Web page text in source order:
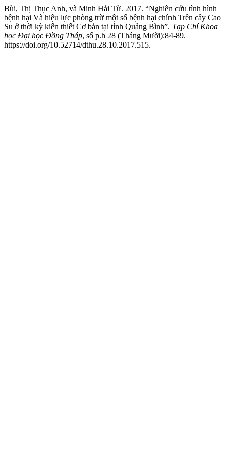
Bùi, Thị Thục Anh, và Minh Hải Từ. 2017. “Nghiên cứu tình hình
bệnh hại Và hiệu lực phòng trừ một số bệnh hại chính Trên cây Cao
Su ở thời kỳ kiến thiết Cơ bản tại tỉnh Quảng Bình”. Tạp Chí Khoa
học Đại học Đồng Tháp, số p.h 28 (Tháng Mười):84-89.
https://doi.org/10.52714/dthu.28.10.2017.515.